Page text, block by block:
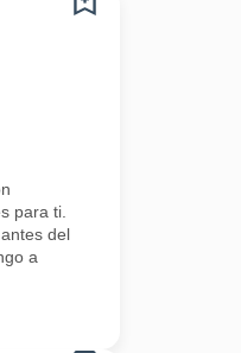
y puntos de voz, etc).
para ti.
del
a